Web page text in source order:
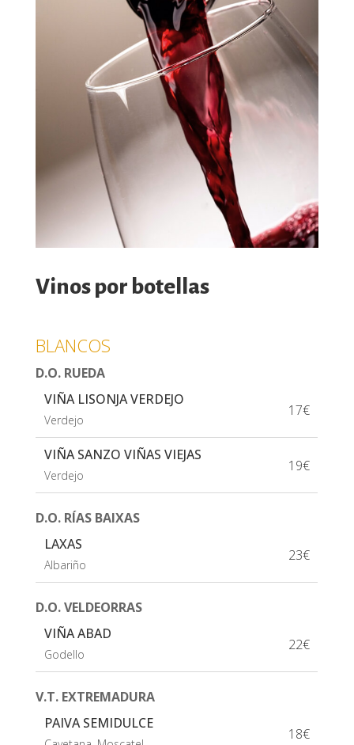
Vinos por botellas
BLANCOS
D.O. RUEDA
VIÑA LISONJA VERDEJO
Verdejo
17€
VIÑA SANZO VIÑAS VIEJAS
Verdejo
19€
D.O. RÍAS BAIXAS
LAXAS
Albariño
23€
D.O. VELDEORRAS
VIÑA ABAD
Godello
22€
V.T. EXTREMADURA
PAIVA SEMIDULCE
18€